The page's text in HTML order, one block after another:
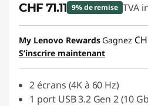
CHF 71.11 9% de remise TVA
Bons de réduction en
Code de réduction :
My Lenovo Rewards Gagnez
S’inscrire maintenant
2 écrans (4K à 60 Hz)
1 port USB 3.2 Gen 2 (10